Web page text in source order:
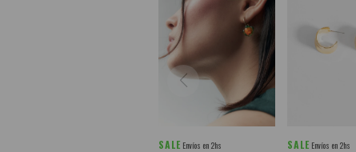
SALE Envíos en 2hs SALE Envíos en 2hs